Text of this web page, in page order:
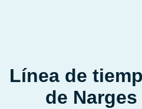
Línea de
de